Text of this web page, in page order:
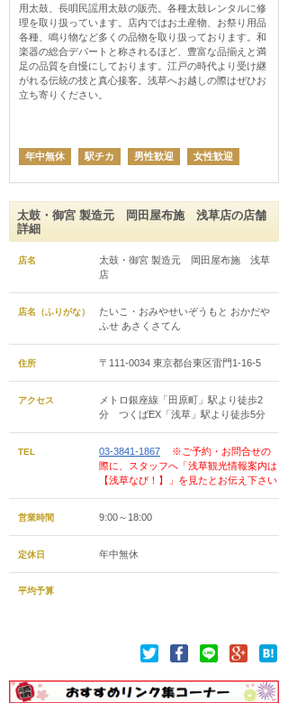
用太鼓、長唄民謡用太鼓の販売。各種太鼓レンタルに修
理を取り扱っています。店内ではお土産物、お祭り用品
各種、鳴り物など多くの品物を取り扱っております。和
楽器の総合デパートと称されるほど、豊富な品揃えと満
足の品質を自慢にしております。江戸の時代より受け継
がれる伝統の技と真心接客。浅草へお越しの際はぜひお
立ち寄りください。
年中無休 駅チカ 男性歓迎 女性歓迎
太鼓・御宮 製造元 岡田屋布施 浅草店の店舗
詳細
店名
太鼓・御宮 製造元 岡田屋布施 浅草
店
店名（ふりがな）
たいこ・おみやせいぞうもと おかだや
ふせ あさくさてん
住所 〒111-0034 東京都台東区雷門1-16-5
アクセス
メトロ銀座線「田原町」駅より徒歩2
分 つくばEX「浅草」駅より徒歩5分
TEL 03-3841-1867
※ご予約・お問合せの
際に、スタッフへ「浅草観光情報案内は
【浅草なび！】」を見たとお伝え下さい
営業時間 9:00～18:00
定休日 年中無休
平均予算